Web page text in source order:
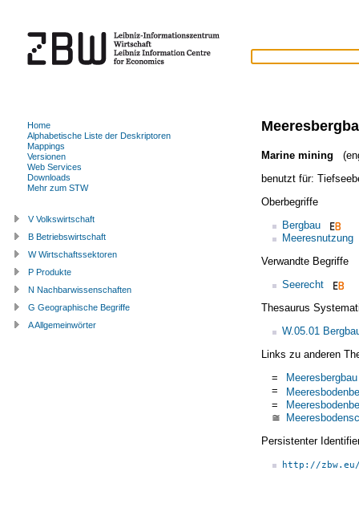
Marine mining
benutzt für:
Oberbegriffe
Bergbau
Meeresnutzung
Verwandte Begriffe
Seerecht
Thesaurus
W.05.01
Links zu anderen
=
Meeresbergbau
=
=
≅
Persistenter
http://
Home
Alphabetische Liste der Deskriptoren
Mappings
Versionen
Web Services
Downloads
Mehr zum STW
V Volkswirtschaft
B Betriebswirtschaft
W Wirtschaftssektoren
P Produkte
N Nachbarwissenschaften
G Geographische Begriffe
A Allgemeinwörter